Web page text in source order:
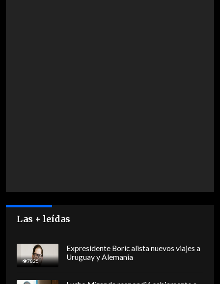
Las + leídas
7825
Expresidente Boric alista nuevos viajes a
Uruguay y Alemania